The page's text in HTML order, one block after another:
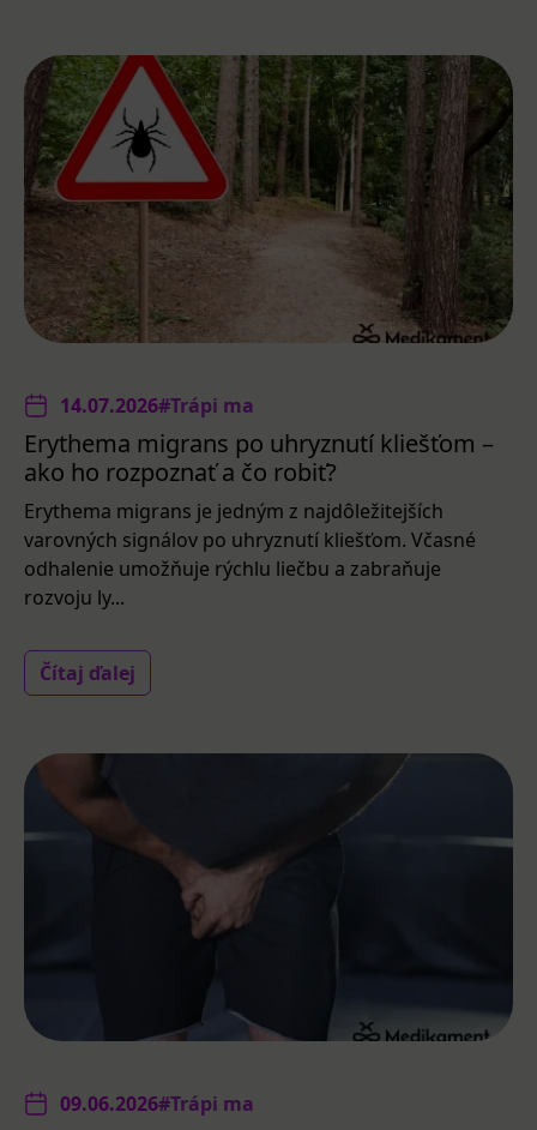
14.07.2026#Trápi ma
Erythema migrans po uhryznutí kliešťom –
ako ho rozpoznať a čo robiť?
Erythema migrans je jedným z najdôležitejších
varovných signálov po uhryznutí kliešťom. Včasné
odhalenie umožňuje rýchlu liečbu a zabraňuje
rozvoju ly...
Čítaj ďalej
09.06.2026#Trápi ma